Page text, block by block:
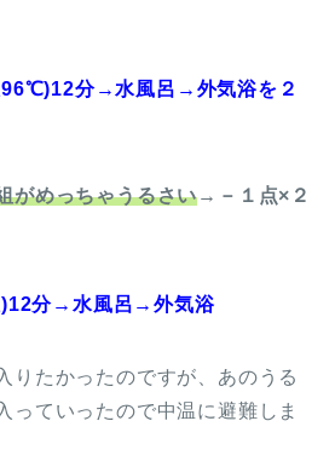
96℃)12分→水風呂→外気浴を２
がめっちゃうるさい→－１点×２
)12分→水風呂→外気浴
りたかったのですが、あのうる
っていったので中温に避難しま